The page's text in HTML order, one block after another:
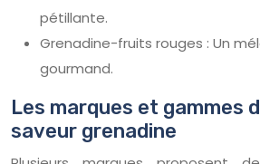
pétillante.
Grenadine-fruits rouges : Un
gourmand.
Les marques et gammes
saveur grenadine